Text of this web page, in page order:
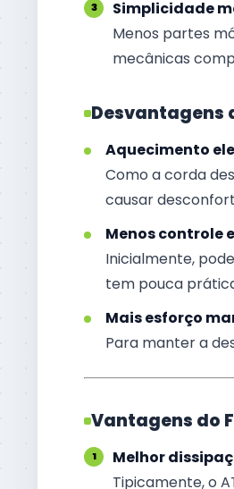
Simplicidade
Menos partes
mecânicas
Desvantagens
Aquecimento
Como a corda
causar
Menos controle
Inicialmente,
tem pouca
Mais esforço
Para manter a
Vantagens do
Melhor
Tipicamente, o